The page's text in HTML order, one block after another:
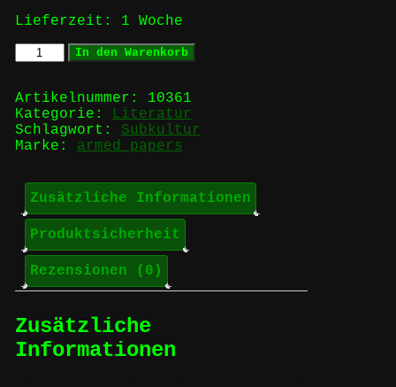
Lieferzeit: 1 Woche
How
to
a
zine
Menge
In den Warenkorb
Artikelnummer: 10361
Kategorie:
Literatur
Schlagwort: Subkultur
Marke: armed papers
Zusätzliche Informationen
Produktsicherheit
Rezensionen (0)
Zusätzliche
Informationen